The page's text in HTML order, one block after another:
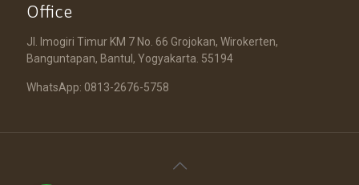
Office
Jl. Imogiri Timur KM 7 No. 66 Grojokan, Wirokerten,
Banguntapan, Bantul, Yogyakarta. 55194
WhatsApp: 0813-2676-5758